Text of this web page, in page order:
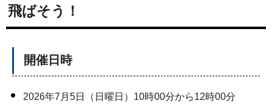
飛ばそう！
開催日時
2026年7月5日（日曜日）10時00分から12時00分